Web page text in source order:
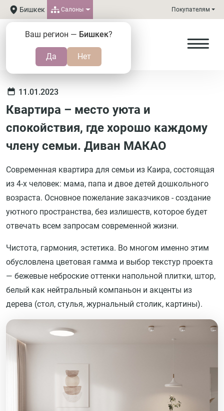
Бишкек
Ваш регион — Бишкек?
Салоны Покупателям
11.01.2023
Квартира – место уюта и
спокойствия, где хорошо каждому
члену семьи. Диван МАКАО
Современная квартира для семьи из Каира, состоящая
из 4-х человек: мама, папа и двое детей дошкольного
возраста. Основное пожелание заказчиков - создание
уютного пространства, без излишеств, которое будет
отвечать всем запросам современной жизни.
Чистота, гармония, эстетика. Во многом именно этим
обусловлена цветовая гамма и выбор текстур проекта
— бежевые неброские оттенки напольной плитки, штор,
белый как нейтральный компаньон и акценты из
дерева (стол, стулья, журнальный столик, картины).